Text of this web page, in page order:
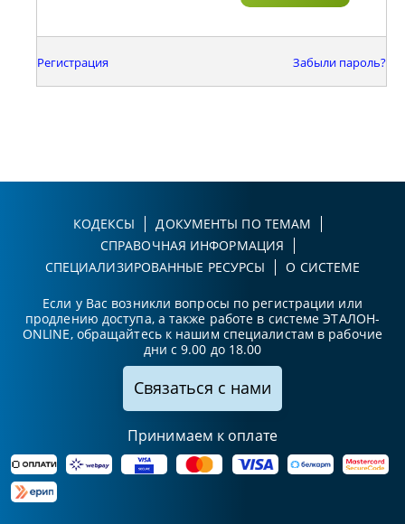
Регистрация Забыли пароль?
КОДЕКСЫ
ДОКУМЕНТЫ ПО ТЕМАМ
СПРАВОЧНАЯ ИНФОРМАЦИЯ
СПЕЦИАЛИЗИРОВАННЫЕ РЕСУРСЫ
О СИСТЕМЕ
Если у Вас возникли вопросы по регистрации или
продлению доступа, а также работе в системе ЭТАЛОН-
ONLINE, обращайтесь к нашим специалистам в рабочие
дни с 9.00 до 18.00
Связаться с нами
Принимаем к оплате